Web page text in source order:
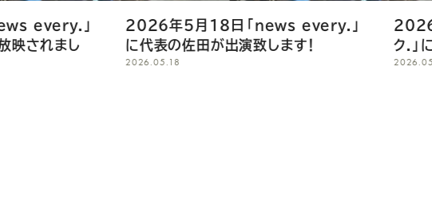
日「news every.」
出演致します！
2026年5月10日「SUNDAYブレイ
ク.」に代表の佐田が出演致しました！